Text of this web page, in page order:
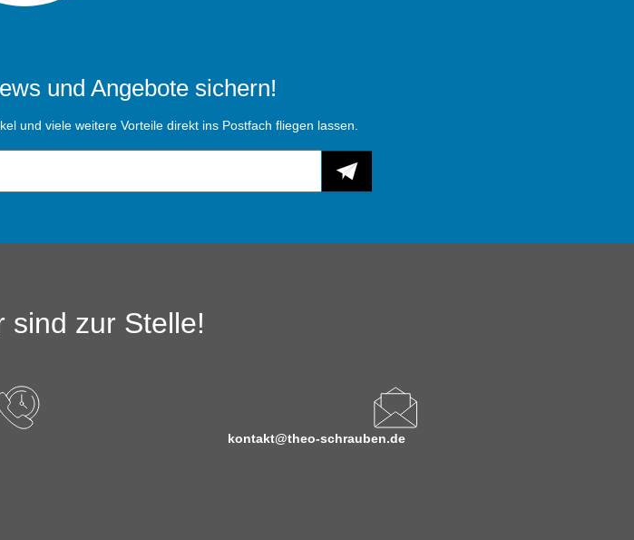
und Angebote sichern!
und viele weitere Vorteile direkt ins Postfach fliegen lassen.
sind zur Stelle!
kontakt@theo-schrauben.de